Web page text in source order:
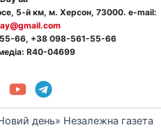
5-й км, м. Херсон, 73000. e-mail:
66, +38 098-561-55-66
R40-04699
день» Незалежна газета